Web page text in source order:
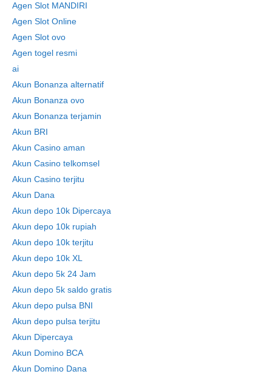
Agen Slot MANDIRI
Agen Slot Online
Agen Slot ovo
Agen togel resmi
ai
Akun Bonanza alternatif
Akun Bonanza ovo
Akun Bonanza terjamin
Akun BRI
Akun Casino aman
Akun Casino telkomsel
Akun Casino terjitu
Akun Dana
Akun depo 10k Dipercaya
Akun depo 10k rupiah
Akun depo 10k terjitu
Akun depo 10k XL
Akun depo 5k 24 Jam
Akun depo 5k saldo gratis
Akun depo pulsa BNI
Akun depo pulsa terjitu
Akun Dipercaya
Akun Domino BCA
Akun Domino Dana